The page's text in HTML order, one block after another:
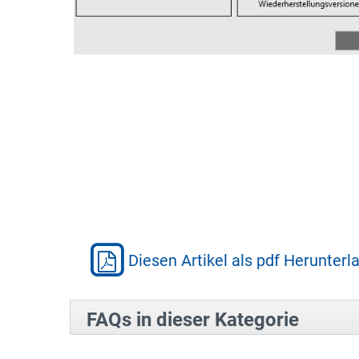
Diesen Artikel als pdf
FAQs in dieser Kategorie